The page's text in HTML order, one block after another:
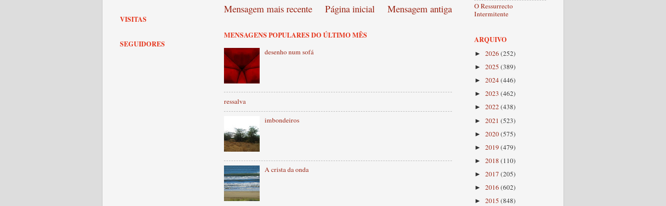
Mensagem mais recente Mensagem antiga
Página inicial
MENSAGENS POPULARES DO ÚLTIMO MÊS
desenho num sofá
ressalva
imbondeiros
A crista da onda
VISITAS
SEGUIDORES
O Ressurrecto
Intermitente
ARQUIVO
► 2026(252)
► 2025 (389)
► 2024(446)
► 2023 (462)
► 2022(438)
► 2021 (523)
► 2020(575)
► 2019(479)
► 2018 (110)
► 2017 (205)
► 2016(602)
► 2015 (848)